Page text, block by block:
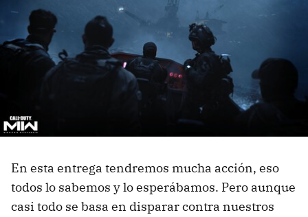
En esta entrega tendremos mucha acción, eso
todos lo sabemos y lo esperábamos. Pero aunque
casi todo se basa en disparar contra nuestros